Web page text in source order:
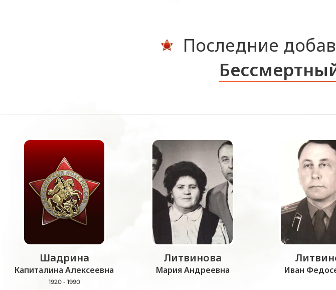
Последние
Шадрина
Капиталина Алексеевна
1920 - 1990
Литвинова
Мария Андреевна Иван